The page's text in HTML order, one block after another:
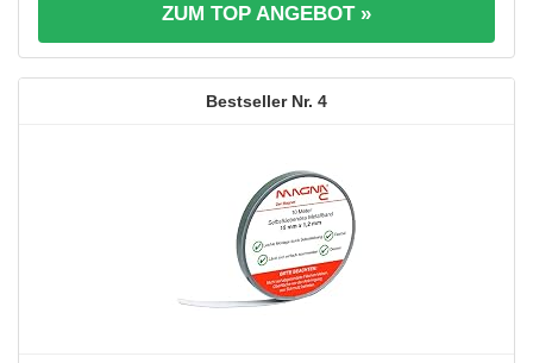
ZUM TOP ANGEBOT »
4